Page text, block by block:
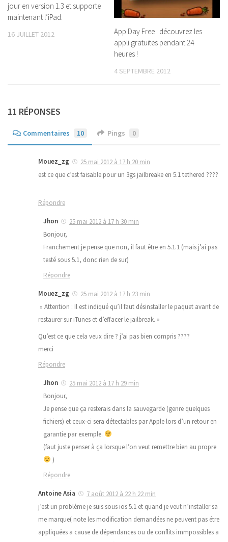
jour en version 1.3 et supporte
maintenant l’iPad.
16 JUILLET 2012
App Day Free : découvrez les
appli gratuites pendant 24
heures !
4 SEPTEMBRE 2012
11 RÉPONSES
Commentaires 10 Pings 0
Mouez_zg
25 mai 2012 à 17 h 20 min
est ce que c’est faisable pour un 3gs jailbreake en 5.1 tethered ????
Répondre
Jhon
25 mai 2012 à 17 h 30 min
Bonjour,
Franchement je pense que non, il faut être en 5.1.1 (mais j’ai pas
testé sous 5.1, donc rien de sur)
Répondre
Mouez_zg
25 mai 2012 à 17 h 23 min
» Attention : Il est indiqué qu’il faut désinstaller le paquet avant de
restaurer sur iTunes et d’effacer le jailbreak. »
Qu’est ce que cela veux dire ? j’ai pas bien compris ????
merci
Répondre
Jhon
25 mai 2012 à 17 h 29 min
Bonjour,
Je pense que ça resterais dans la sauvegarde (genre quelques
fichiers) et ceux-ci sera détectables par Apple lors d’un retour en
garantie par exemple.
(faut juste penser à ça lorsque l’on veut remettre bien au propre
)
Répondre
Antoine Asia
7 août 2012 à 22 h 22 min
j’est un problème je suis sous ios 5.1 et quand je veut n’installer sa
me marque( note les modification demandées ne peuvent pas étre
appliquées a cause de dépendances ou de conflits immpossibles a